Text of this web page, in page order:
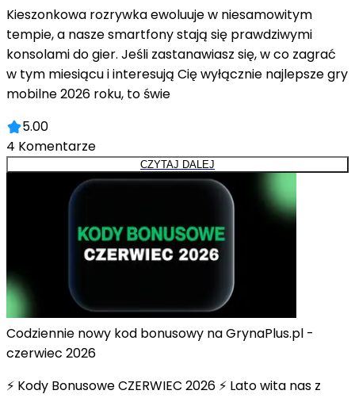
Kieszonkowa rozrywka ewoluuje w niesamowitym
tempie, a nasze smartfony stają się prawdziwymi
konsolami do gier. Jeśli zastanawiasz się, w co zagrać
w tym miesiącu i interesują Cię wyłącznie najlepsze gry
mobilne 2026 roku, to świe
5.00
4 Komentarze
CZYTAJ DALEJ
Codziennie nowy kod bonusowy na GrynaPlus.pl -
czerwiec 2026
⚡ Kody Bonusowe CZERWIEC 2026 ⚡ Lato wita nas z